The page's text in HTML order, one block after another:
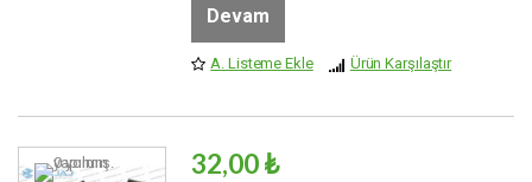
Devam
A. Listeme Ekle Ürün Karşılaştır
32,00 ₺